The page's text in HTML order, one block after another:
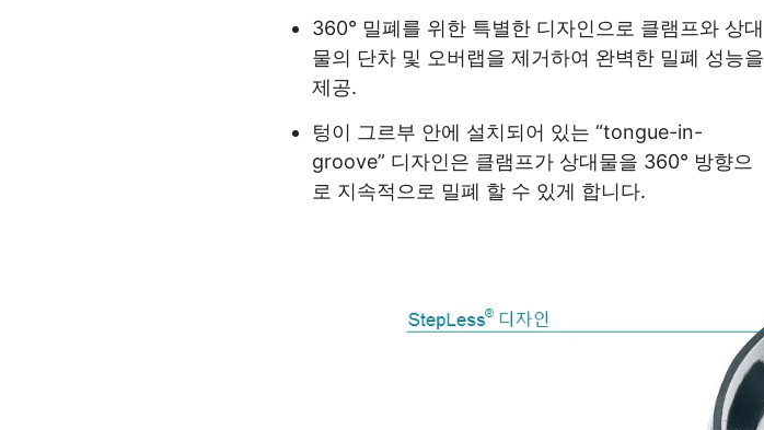
360° 밀폐를 위한 특별한 디자인으로 클램프와 상대
물의 단차 및 오버랩을 제거하여 완벽한 밀폐 성능을
제공.
텅이 그르부 안에 설치되어 있는 “tongue-in-
groove” 디자인은 클램프가 상대물을 360° 방향으
로 지속적으로 밀폐 할 수 있게 합니다.